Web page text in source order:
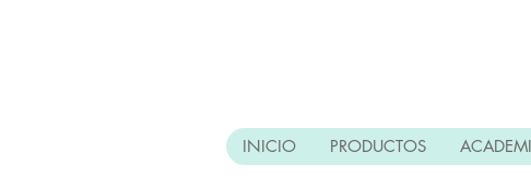
INICIO PRODUCTOS